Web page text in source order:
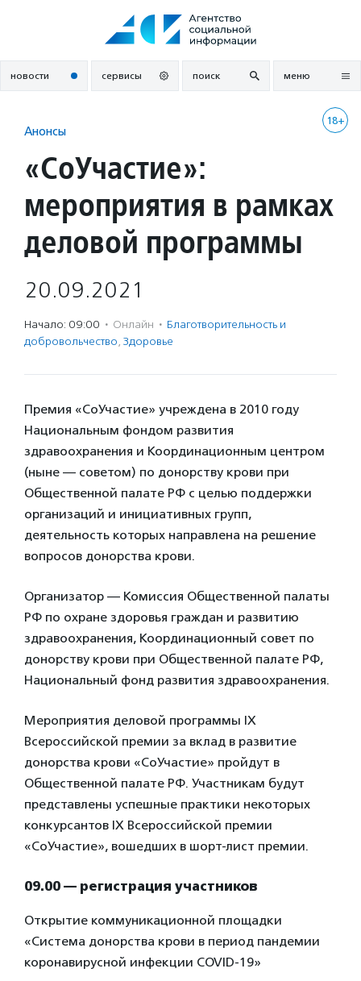
новости сервисы поиск меню
18+
Анонсы
«СоУчастие»:
мероприятия в рамках
деловой программы
20.09.2021
Начало: 09:00 · Онлайн · Благотвори­тель­ность и
доброволь­чест­во, Здоровье
Премия «СоУчастие» учреждена в 2010 году
Национальным фондом развития
здравоохранения и Координационным центром
(ныне — советом) по донорству крови при
Общественной палате РФ с целью поддержки
организаций и инициативных групп,
деятельность которых направлена на решение
вопросов донорства крови.
Организатор — Комиссия Общественной палаты
РФ по охране здоровья граждан и развитию
здравоохранения, Координационный совет по
донорству крови при Общественной палате РФ,
Национальный фонд развития здравоохранения.
Мероприятия деловой программы IX
Всероссийской премии за вклад в развитие
донорства крови «СоУчастие» пройдут в
Общественной палате РФ. Участникам будут
представлены успешные практики некоторых
конкурсантов IX Всероссийской премии
«СоУчастие», вошедших в шорт-лист премии.
09.00 — регистрация участников
Открытие коммуникационной площадки
«Система донорства крови в период пандемии
коронавирусной инфекции COVID-19»